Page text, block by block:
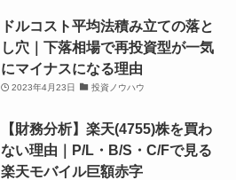
ドルコスト平均法積み立ての落と
し穴｜下落相場で再投資型が一気
にマイナスになる理由
2023年4月23日 投資ノウハウ
【財務分析】楽天(4755)株を買わ
ない理由｜P/L・B/S・C/Fで見る
楽天モバイル巨額赤字